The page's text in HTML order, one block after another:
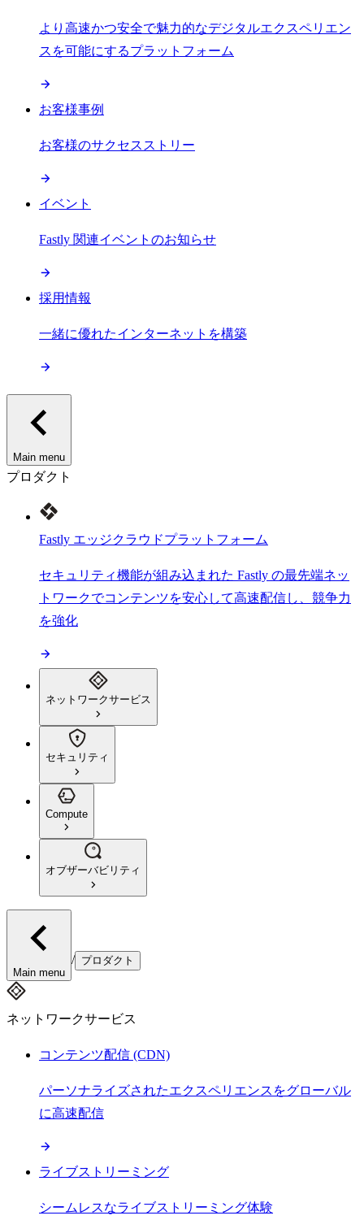
より高速かつ安全で魅力的なデジタルエクスペリエン
スを可能にするプラットフォーム
お客様事例
お客様のサクセスストリー
イベント
Fastly 関連イベントのお知らせ
採用情報
一緒に優れたインターネットを構築
Main menu
プロダクト
Fastly エッジクラウドプラットフォーム
セキュリティ機能が組み込まれた Fastly の最先端ネッ
トワークでコンテンツを安心して高速配信し、競争力
を強化
ネットワークサービス
セキュリティ
Compute
オブザーバビリティ
Main menu
/ プロダクト
ネットワークサービス
コンテンツ配信 (CDN)
パーソナライズされたエクスペリエンスをグローバル
に高速配信
ライブストリーミング
シームレスなライブストリーミング体験